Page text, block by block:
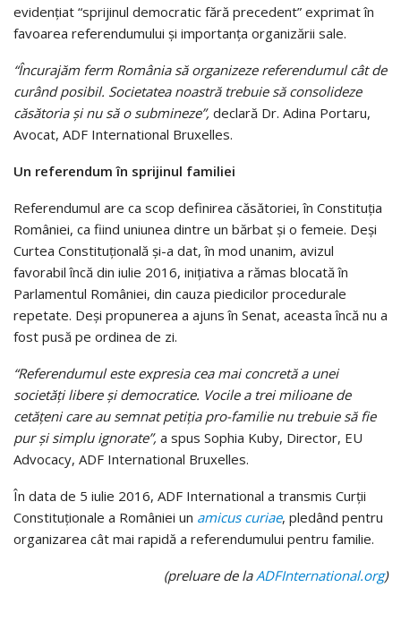
evidențiat “sprijinul democratic fără precedent” exprimat în
favoarea referendumului și importanța organizării sale.
“Încurajăm ferm România să organizeze referendumul cât de
curând posibil. Societatea noastră trebuie să consolideze
căsătoria și nu să o submineze”, declară Dr. Adina Portaru,
Avocat, ADF International Bruxelles.
Un referendum în sprijinul familiei
Referendumul are ca scop definirea căsătoriei, în Constituția
României, ca fiind uniunea dintre un bărbat și o femeie. Deși
Curtea Constituțională și-a dat, în mod unanim, avizul
favorabil încă din iulie 2016, inițiativa a rămas blocată în
Parlamentul României, din cauza piedicilor procedurale
repetate. Deși propunerea a ajuns în Senat, aceasta încă nu a
fost pusă pe ordinea de zi.
“Referendumul este expresia cea mai concretă a unei
societăți libere și democratice. Vocile a trei milioane de
cetățeni care au semnat petiția pro-familie nu trebuie să fie
pur și simplu ignorate”, a spus Sophia Kuby, Director, EU
Advocacy, ADF International Bruxelles.
În data de 5 iulie 2016, ADF International a transmis Curții
Constituționale a României un amicus curiae, pledând pentru
organizarea cât mai rapidă a referendumului pentru familie.
(preluare de laADFInternational.org)